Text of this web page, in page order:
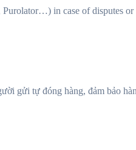
in case of disputes or
gửi tự đóng hàng​, đảm bảo